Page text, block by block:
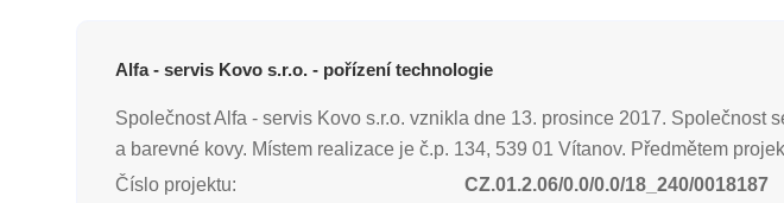
Alfa - servis Kovo s.r.o. - pořízení technologie
Společnost Alfa - servis Kovo s.r.o. vznikla dne 13. prosince 2017.
a barevné kovy. Místem realizace je č.p. 134, 539 01 Vítanov. Předmětem
Číslo projektu:
CZ.01.2.06/0.0/0.0/18_240/0018187